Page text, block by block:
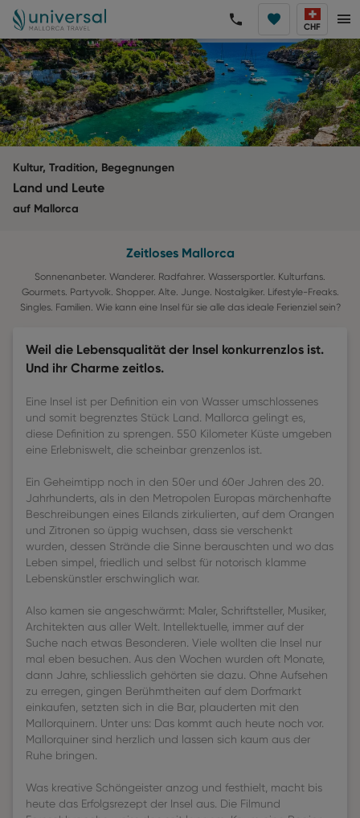
CHF
Kultur, Tradition, Begegnungen
Land und Leute
auf Mallorca
Zeitloses Mallorca
Sonnenanbeter. Wanderer. Radfahrer. Wassersportler. Kulturfans.
Gourmets. Partyvolk. Shopper. Alte. Junge. Nostalgiker. Lifestyle-Freaks.
Singles. Familien. Wie kann eine Insel für sie alle das ideale Ferienziel sein?
Weil die Lebensqualität der Insel konkurrenzlos ist.
Und ihr Charme zeitlos.
Eine Insel ist per Definition ein von Wasser umschlossenes
und somit begrenztes Stück Land. Mallorca gelingt es,
diese Definition zu sprengen. 550 Kilometer Küste umgeben
eine Erlebniswelt, die scheinbar grenzenlos ist.
Ein Geheimtipp noch in den 50er und 60er Jahren des 20.
Jahrhunderts, als in den Metropolen Europas märchenhafte
Beschreibungen eines Eilands zirkulierten, auf dem Orangen
und Zitronen so üppig wuchsen, dass sie verschenkt
wurden, dessen Strände die Sinne berauschten und wo das
Leben simpel, friedlich und selbst für notorisch klamme
Lebenskünstler erschwinglich war.
Also kamen sie angeschwärmt: Maler, Schriftsteller, Musiker,
Architekten aus aller Welt. Intellektuelle, immer auf der
Suche nach etwas Besonderen. Viele wollten die Insel nur
mal eben besuchen. Aus den Wochen wurden oft Monate,
dann Jahre, schliesslich gehörten sie dazu. Ohne Aufsehen
zu erregen, gingen Berühmtheiten auf dem Dorfmarkt
einkaufen, setzten sich in die Bar, plauderten mit den
Mallorquinern. Unter uns: Das kommt auch heute noch vor.
Mallorquiner sind herzlich und lassen sich kaum aus der
Ruhe bringen.
Was kreative Schöngeister anzog und festhielt, macht bis
heute das Erfolgsrezept der Insel aus. Die Filmund